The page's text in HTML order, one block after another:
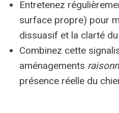
Entretenez
surface propre) pour
dissuasif et la clarté
Combinez cette
aménagements
présence réelle du